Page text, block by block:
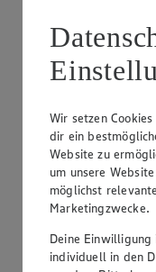
Ausbildender
Wir setzen
dir ein
Website zu
um unsere
möglichst
Marketingzwecke.
Deine
individuell in den